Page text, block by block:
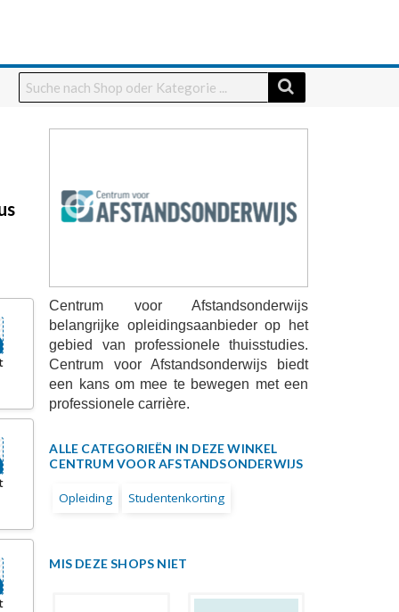
Centrum voor Afstandsonderwijs
belangrijke opleidingsaanbieder op het
gebied van professionele thuisstudies.
Centrum voor Afstandsonderwijs biedt
een kans om mee te bewegen met een
professionele carrière.
ALLE CATEGORIEËN IN DEZE WINKEL
CENTRUM VOOR AFSTANDSONDERWIJS
Opleiding Studentenkorting
MIS DEZE SHOPS NIET